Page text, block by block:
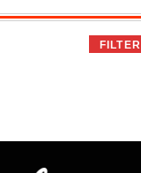
FILTER